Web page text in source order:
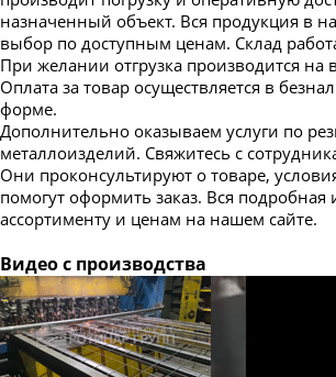
назначенный объект. Вся продукция в
выбор по доступным ценам. Склад
При желании отгрузка производится на
Оплата за товар осуществляется в
форме.
Дополнительно оказываем услуги по
металлоизделий. Свяжитесь с
Они проконсультируют о товаре,
помогут оформить заказ. Вся
ассортименту и ценам на нашем сайте.
Видео с производства